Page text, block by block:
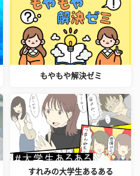
もやもや解決ゼミ
すれみの大学生あるある